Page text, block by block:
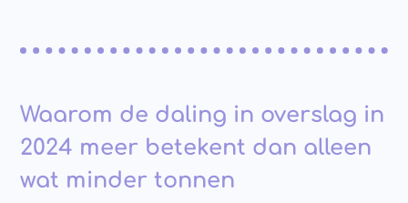
Waarom de daling in overslag in
2024 meer betekent dan alleen
wat minder tonnen